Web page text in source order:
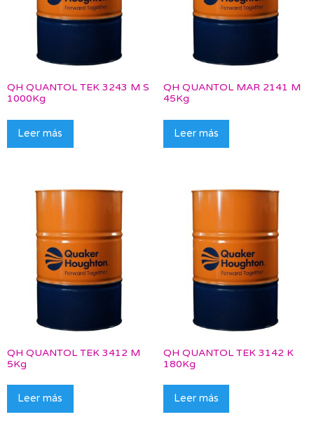
QH QUANTOL TEK 3243 M S
1000Kg
Leer más
QH QUANTOL MAR 2141 M
45Kg
Leer más
QH QUANTOL TEK 3412 M
5Kg
Leer más
QH QUANTOL TEK 3142 K
180Kg
Leer más